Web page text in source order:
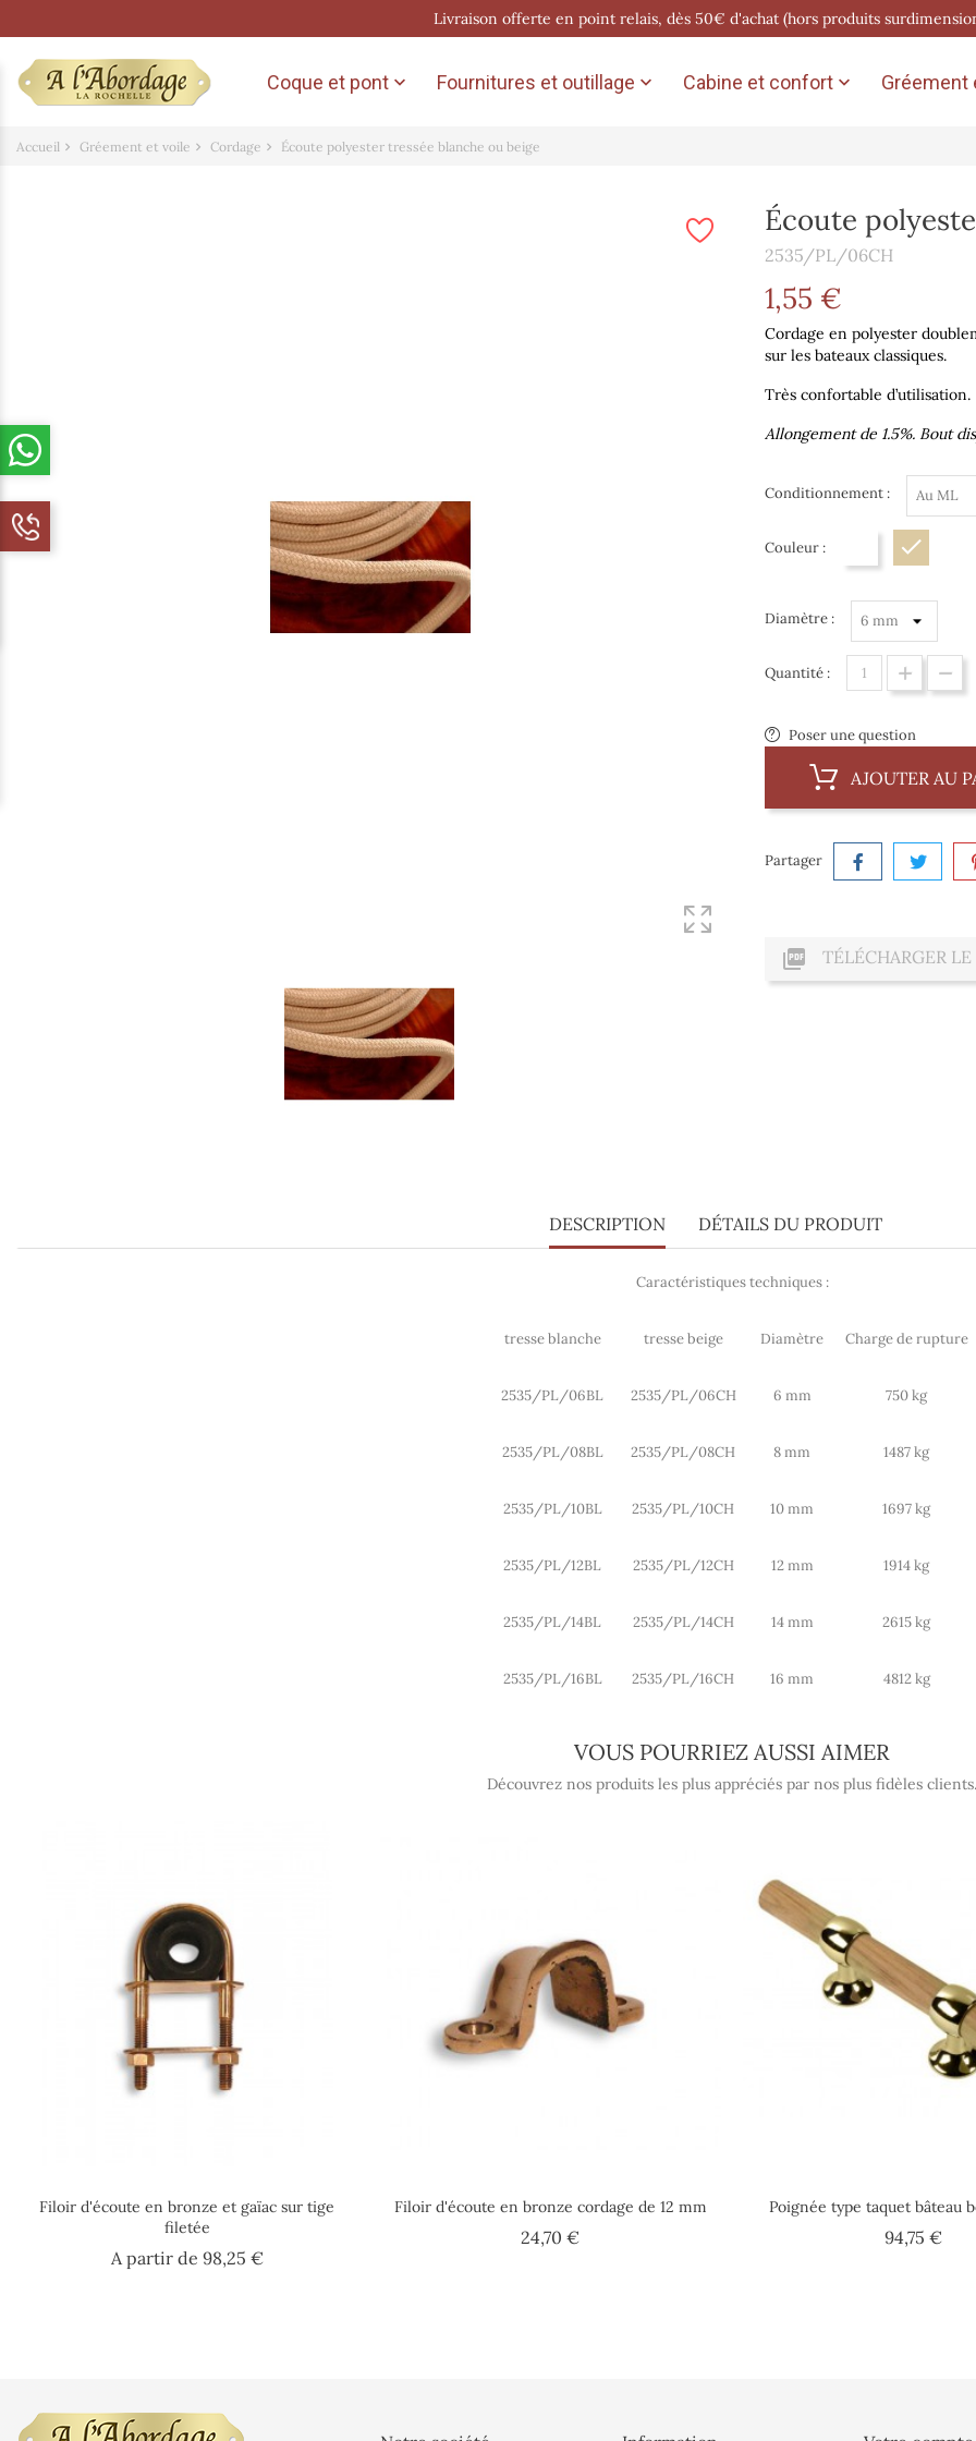
Livraison offerte en point relais, dès 50€ d'achat (hors produits
Coque et pont  Fournitures et outillage  Cabine et confort  Gréement
Accueil Gréement et voile Cordage Écoute polyester tressée blanche ou beige
Écoute
2535/PL/06CH
1,55 €
Cordage en polyester
sur les bateaux classiques.
Très confortable d’utilisation.
Allongement de 1.5%. Bout
Conditionnement :
Couleur : Blanc
Diamètre :
Quantité :
Poser une question
AJOUTER AU
Partager
 TÉLÉCHARGER
DESCRIPTION DÉTAILS DU PRODUIT
Caractéristiquestechniques :
tresse blanche tresse beige Diamètre Charge de rupture
2535/PL/06BL 2535/PL/06CH 6 mm 750 kg
2535/PL/08BL 2535/PL/08CH 8 mm 1487 kg
2535/PL/10BL 2535/PL/10CH 10 mm 1697 kg
2535/PL/12BL 2535/PL/12CH 12 mm 1914 kg
2535/PL/14BL 2535/PL/14CH 14 mm 2615 kg
2535/PL/16BL 2535/PL/16CH 16 mm 4812 kg
VOUS POURRIEZ AUSSI AIMER
Découvrez nos produits les plus appréciés par nos plus fidèles clients.
Filoir d'écoute en bronze et gaïac sur tige
filetée
A partir de 98,25 €Prix
Filoir d'écoute en bronze cordage de 12 mm
24,70 €Prix
Poignée type taquet bâteau
94,75 €Prix